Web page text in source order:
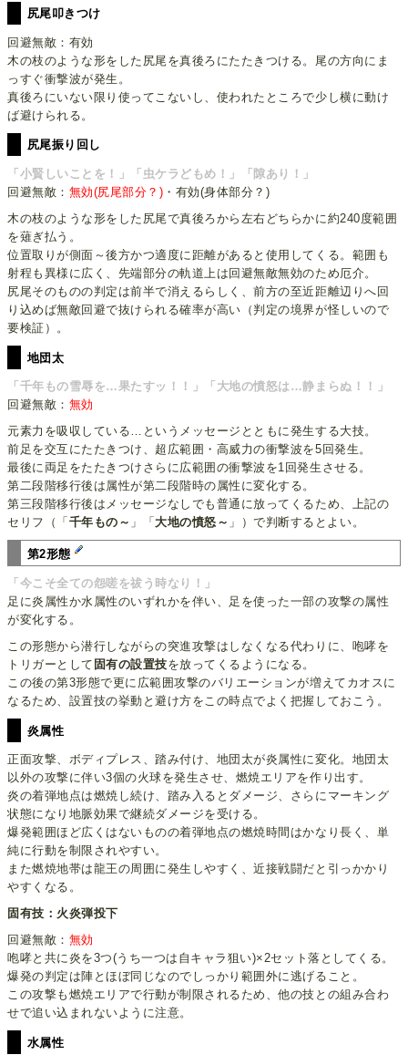
尻尾叩きつけ
回避無敵：有効
木の枝のような形をした尻尾を真後ろにたたきつける。尾の方向にま
っすぐ衝撃波が発生。
真後ろにいない限り使ってこないし、使われたところで少し横に動け
ば避けられる。
尻尾振り回し
「小賢しいことを！」「虫ケラどもめ！」「隙あり！」
回避無敵： 無効(尻尾部分？) ・有効(身体部分？)
木の枝のような形をした尻尾で真後ろから左右どちらかに約240度範囲
を薙ぎ払う。
位置取りが側面～後方かつ適度に距離があると使用してくる。範囲も
射程も異様に広く、先端部分の軌道上は回避無敵無効のため厄介。
尻尾そのものの判定は前半で消えるらしく、前方の至近距離辺りへ回
り込めば無敵回避で抜けられる確率が高い（判定の境界が怪しいので
要検証）。
地団太
「千年もの雪辱を…果たすッ！！」「大地の憤怒は…静まらぬ！！」
回避無敵： 無効
元素力を吸収している…というメッセージとともに発生する大技。
前足を交互にたたきつけ、超広範囲・高威力の衝撃波を5回発生。
最後に両足をたたきつけさらに広範囲の衝撃波を1回発生させる。
第二段階移行後は属性が第二段階時の属性に変化する。
第三段階移行後はメッセージなしでも普通に放ってくるため、上記の
セリフ（「千年もの～ 」「大地の憤怒～ 」）で判断するとよい。
第2形態
「今こそ全ての怨嗟を祓う時なり！」
足に炎属性か水属性のいずれかを伴い、足を使った一部の攻撃の属性
が変化する。
この形態から潜行しながらの突進攻撃はしなくなる代わりに、咆哮を
トリガーとして 固有の設置技を放ってくるようになる。
この後の第3形態で更に広範囲攻撃のバリエーションが増えてカオスに
なるため、設置技の挙動と避け方をこの時点でよく把握しておこう。
炎属性
正面攻撃、ボディプレス、踏み付け、地団太が炎属性に変化。地団太
以外の攻撃に伴い3個の火球を発生させ、燃焼エリアを作り出す。
炎の着弾地点は燃焼し続け、踏み入るとダメージ、さらにマーキング
状態になり地脈効果で継続ダメージを受ける。
爆発範囲ほど広くはないものの着弾地点の燃焼時間はかなり長く、単
純に行動を制限されやすい。
また燃焼地帯は龍王の周囲に発生しやすく、近接戦闘だと引っかかり
やすくなる。
固有技：火炎弾投下
回避無敵： 無効
咆哮と共に炎を3つ(うち一つは自キャラ狙い)×2セット落としてくる。
爆発の判定は陣とほぼ同じなのでしっかり範囲外に逃げること。
この攻撃も燃焼エリアで行動が制限されるため、他の技との組み合わ
せで追い込まれないように注意。
水属性